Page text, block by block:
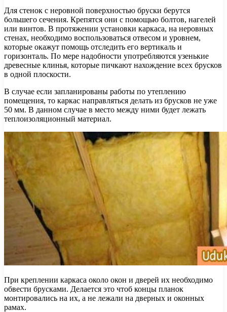
Для стенок с неровной поверхностью бруски берутся
большего сечения. Крепятся они с помощью болтов, нагелей
или винтов. В протяжении установки каркаса, на неровных
стенах, необходимо воспользоваться отвесом и уровнем,
которые окажут помощь отследить его вертикаль и
горизонталь. По мере надобности употребляются узенькие
древесные клинья, которые пичкают нахождение всех брусков
в одной плоскости.
В случае если запланированы работы по утеплению
помещения, то каркас направляться делать из брусков не уже
50 мм. В данном случае в место между ними будет лежать
теплоизоляционный материал.
При креплении каркаса около окон и дверей их необходимо
обвести брусками. Делается это чтоб концы планок
монтировались на их, а не лежали на дверных и оконных
рамах.